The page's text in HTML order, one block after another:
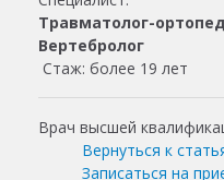
Травматолог-
Вертебролог
Стаж: более 19 лет
Врач высшей
Вернуться к
Записаться на